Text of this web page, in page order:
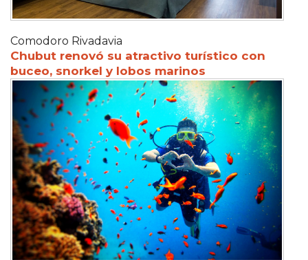
Comodoro Rivadavia
Chubut renovó su atractivo turístico con
buceo, snorkel y lobos marinos